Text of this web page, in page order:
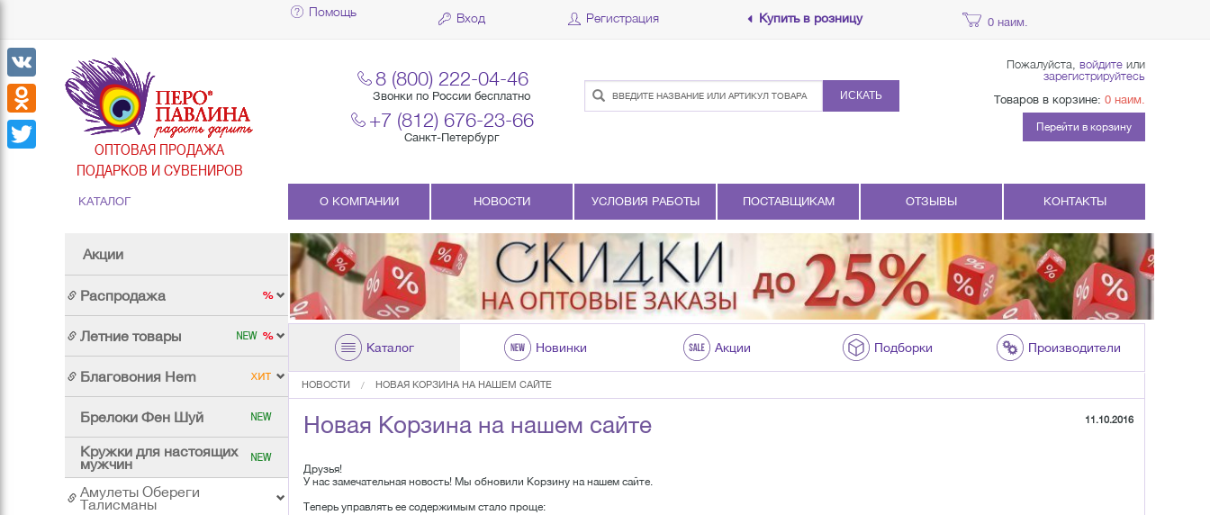
Помощь Вход Регистрация Купить в розницу 0 наим.
ОПТОВАЯ ПРОДАЖА
ПОДАРКОВ И СУВЕНИРОВ
8 (800) 222-04-46
Звонки по России бесплатно
+7 (812) 676-23-66
Санкт-Петербург
ИСКАТЬ
Пожалуйста, войдите или
зарегистрируйтесь
Товаров в корзине: 0 наим.
Перейти в корзину
КАТАЛОГ
Акции
Распродажа
Летние товары
Благовония Hem
Брелоки Фен Шуй
Кружки для настоящих
мужчин
Амулеты Обереги
Талисманы
О КОМПАНИИ НОВОСТИ УСЛОВИЯ РАБОТЫ ПОСТАВЩИКАМ ОТЗЫВЫ КОНТАКТЫ
Каталог Новинки Акции Подборки Производители
НОВОСТИ НОВАЯ КОРЗИНА НА НАШЕМ САЙТЕ
Новая Корзина на нашем сайте 11.10.2016
Друзья!
У нас замечательная новость! Мы обновили Корзину на нашем сайте.
Теперь управлять ее содержимым стало проще:
VK
Odnoklassniki